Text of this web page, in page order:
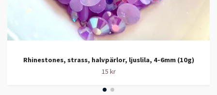
Rhinestones, strass, halvpärlor, ljuslila, 4-6mm (10g)
15 kr